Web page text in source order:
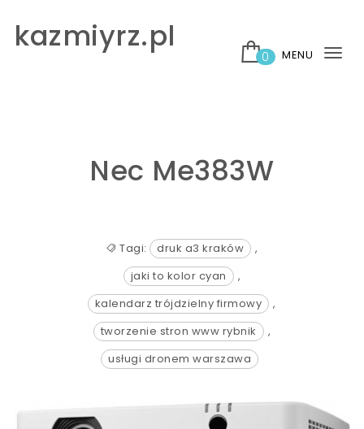
kazmiyrz.pl
0 MENU
Nec Me383W
Tagi: druk a3 kraków
,
jaki to kolor cyan
,
kalendarz trójdzielny firmowy
,
tworzenie stron www rybnik
,
usługi dronem warszawa